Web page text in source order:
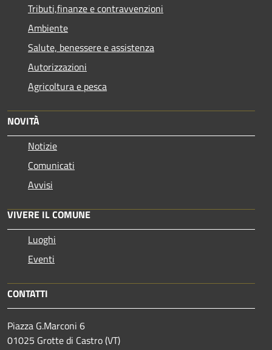
Tributi,finanze e contravvenzioni
Ambiente
Salute, benessere e assistenza
Autorizzazioni
Agricoltura e pesca
NOVITÀ
Notizie
Comunicati
Avvisi
VIVERE IL COMUNE
Luoghi
Eventi
CONTATTI
Piazza G.Marconi 6
01025 Grotte di Castro (VT)